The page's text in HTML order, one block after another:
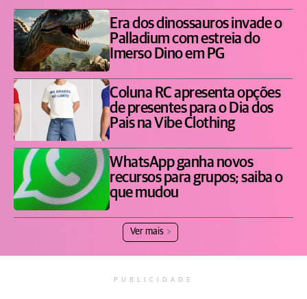
Era dos dinossauros invade o
Palladium com estreia do
Imerso Dino em PG
Coluna RC apresenta opções
de presentes para o Dia dos
Pais na Vibe Clothing
WhatsApp ganha novos
recursos para grupos; saiba o
que mudou
Ver mais
PUBLICIDADE